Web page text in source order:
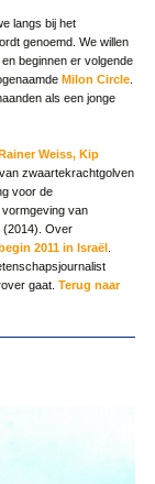
langs bij het
genoemd. We willen
beginnen er volgende
Milon Circle.
als een jonge
Weiss, Kip
zwaartekrachtgolven
voor de
vormgeving van
(2014). Over
2011 in Israël.
gaat. Terug naar